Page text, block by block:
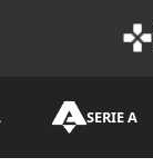
SERIE A